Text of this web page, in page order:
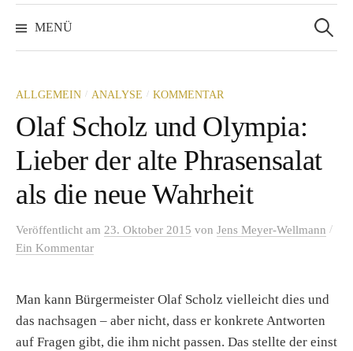
MENÜ
nach:
ALLGEMEIN / ANALYSE / KOMMENTAR
Olaf Scholz und Olympia:
Lieber der alte Phrasensalat
als die neue Wahrheit
Veröffentlicht am 23. Oktober 2015 von Jens Meyer-Wellmann /
Ein Kommentar
Man kann Bürgermeister Olaf Scholz vielleicht dies und
das nachsagen – aber nicht, dass er konkrete Antworten
auf Fragen gibt, die ihm nicht passen. Das stellte der einst